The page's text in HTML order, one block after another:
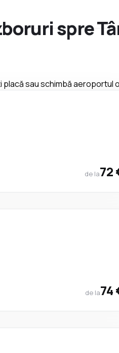
spre
sau schimbă aeroportul
de la72
de la74